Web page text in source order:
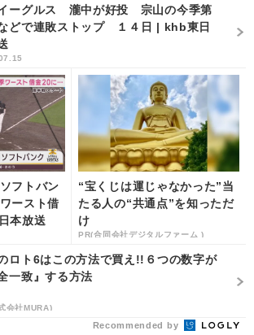
ーグルス 瀧中が好投 宗山の今季第
どで連敗ストップ １４日 | khb東日
フトバン
ースト借
本放送
“宝くじは運じゃなかった”当
たる人の“共通点”を知っただ
け
PR(合同会社デジタルファーム )
ロト6はこの方法で買え!!６つの数字が
一致』する方法
会社MURA)
Recommended by